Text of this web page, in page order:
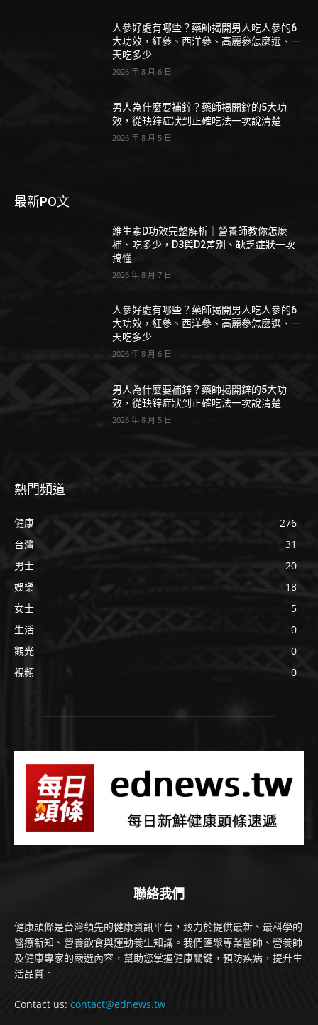
人參好處有哪些？藥師揭開男人吃人參的6
大功效，紅參、西洋參、高麗參怎麼選、一
天吃多少
2026 年 8 月 6 日
男人為什麼要補鋅？藥師揭開鋅的5大功
效，從缺鋅症狀到正確吃法一次說清楚
2026 年 8 月 5 日
最新PO文
維生素D功效完整解析｜營養師教你怎麼
補、吃多少，D3與D2差別、缺乏症狀一次
搞懂
2026 年 8 月 7 日
人參好處有哪些？藥師揭開男人吃人參的6
大功效，紅參、西洋參、高麗參怎麼選、一
天吃多少
2026 年 8 月 6 日
男人為什麼要補鋅？藥師揭開鋅的5大功
效，從缺鋅症狀到正確吃法一次說清楚
2026 年 8 月 5 日
熱門頻道
健康
276
台灣
31
男士
20
娛樂
18
女士
5
生活
0
觀光
0
視頻
0
聯絡我們
健康頭條是台灣領先的健康資訊平台，致力於提供最新、最科學的
醫療新知、營養飲食與運動養生知識。我們匯聚專業醫師、營養師
及健康專家的嚴選內容，幫助您掌握健康關鍵，預防疾病，提升生
活品質。
Contact us: contact@ednews.tw